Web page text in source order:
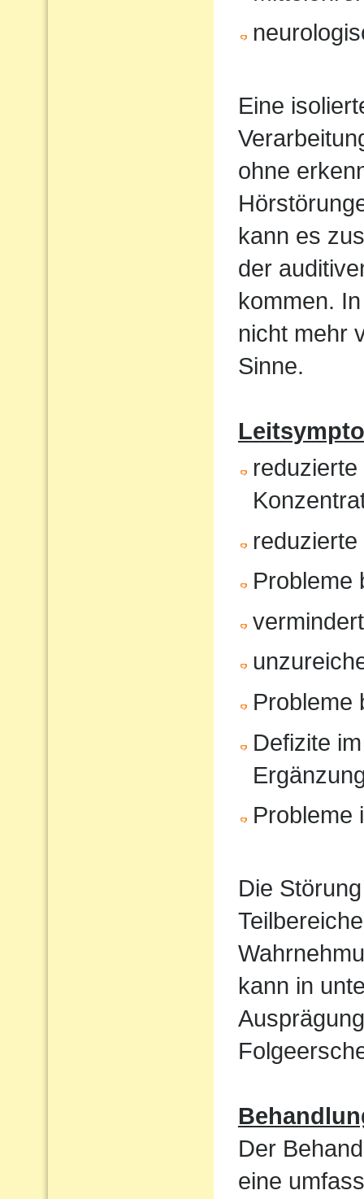
Eine
ohne
kann es
der
kommen.
nicht mehr
Sinne.
Probleme
Probleme
Defizite
Probleme
Die
kann in
Der
eine